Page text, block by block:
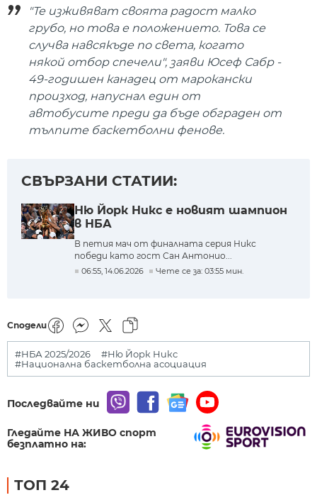
"Те изживяват своята радост малко
грубо, но това е положението. Това се
случва навсякъде по света, когато
някой отбор спечели", заяви Юсеф Сабр -
49-годишен канадец от марокански
произход, напуснал един от
автобусите преди да бъде обграден от
тълпите баскетболни фенове.
СВЪРЗАНИ СТАТИИ:
Ню Йорк Никс е новият шампион
в НБА
В петия мач от финалната серия Никс
победи като гост Сан Антонио...
06:55, 14.06.2026 Чете се за: 03:55 мин.
Сподели
#НБА 2025/2026
#Ню Йорк Никс
#Национална баскетболна асоциация
Последвайте ни
Гледайте НА ЖИВО спорт
безплатно на:
ТОП 24